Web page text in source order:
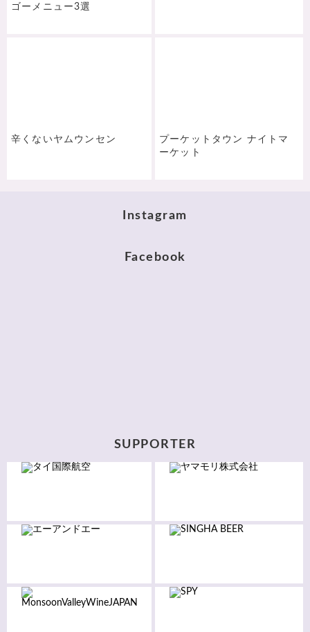
ゴーメニュー3選
辛くないヤムウンセン
プーケットタウン ナイトマ
ーケット
Instagram
Facebook
SUPPORTER